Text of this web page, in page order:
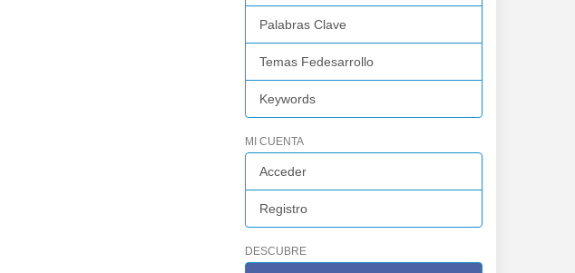
Palabras Clave
Temas Fedesarrollo
Keywords
MI CUENTA
Acceder
Registro
DESCUBRE